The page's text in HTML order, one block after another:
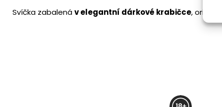
Svíčka zabalenáv elegantní dárkové krabičce,